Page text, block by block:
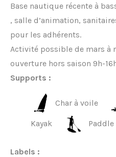
Base nautique récente à
, salle d’animation,
pour les adhérents.
Activité possible de mars à
ouverture hors saison 9h-
Supports :
Char à voile
Kayak Paddle
Labels :